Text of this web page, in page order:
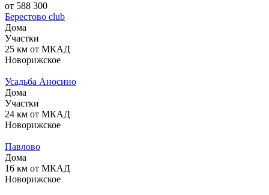
от 588 300
Берестово club
Дома
Участки
25 км от МКАД
Новорижское
Усадьба Аносино
Дома
Участки
24 км от МКАД
Новорижское
Павлово
Дома
16 км от МКАД
Новорижское